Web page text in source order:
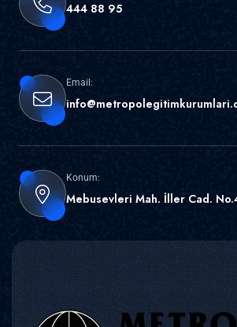
444 88 95
Email:
Konum:
Mebusevleri Mah. İller Cad.